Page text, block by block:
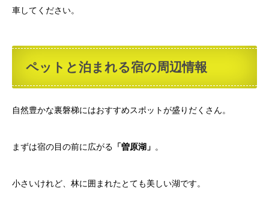
車してください。
ペットと泊まれる宿の周辺情報
自然豊かな裏磐梯にはおすすめスポットが盛りだくさん。
まずは宿の目の前に広がる 「曽原湖」 。
小さいけれど、林に囲まれたとても美しい湖です。